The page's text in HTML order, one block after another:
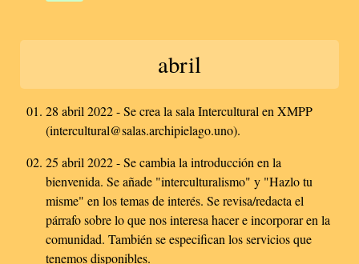
abril
28 abril 2022 - Se crea la sala Intercultural en XMPP
(intercultural@salas.archipielago.uno).
25 abril 2022 - Se cambia la introducción en la
bienvenida. Se añade "interculturalismo" y "Hazlo tu
misme" en los temas de interés. Se revisa/redacta el
párrafo sobre lo que nos interesa hacer e incorporar en la
comunidad. También se especifican los servicios que
tenemos disponibles.